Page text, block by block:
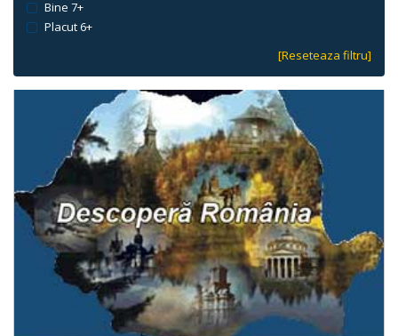
Bine 7+
Placut 6+
[Reseteaza filtru]